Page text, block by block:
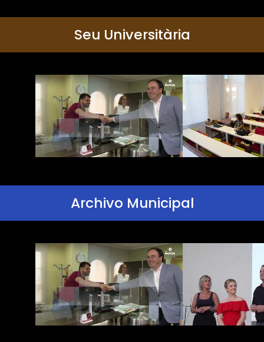
Seu Universitària
Archivo Municipal